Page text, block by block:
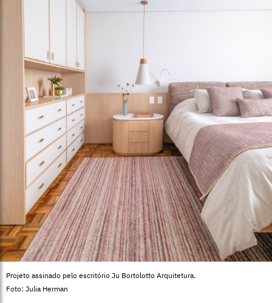
Projeto assinado pelo escritório Ju Bortolotto Arquitetura.
Foto: Julia Herman